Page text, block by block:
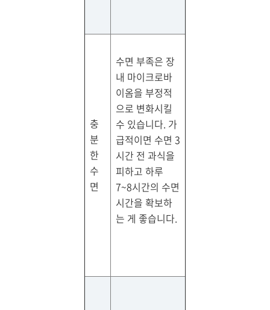
충
분
한
수
면
수면 부족은 장
내 마이크로바
이옴을 부정적
으로 변화시킬
수 있습니다. 가
급적이면 수면 3
시간 전 과식을
피하고 하루
7~8시간의 수면
시간을 확보하
는 게 좋습니다.